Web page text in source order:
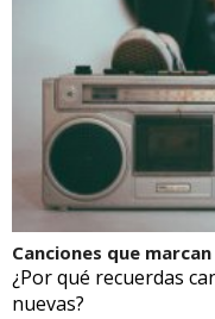
Canciones que marcan
¿Por qué recuerdas
nuevas?